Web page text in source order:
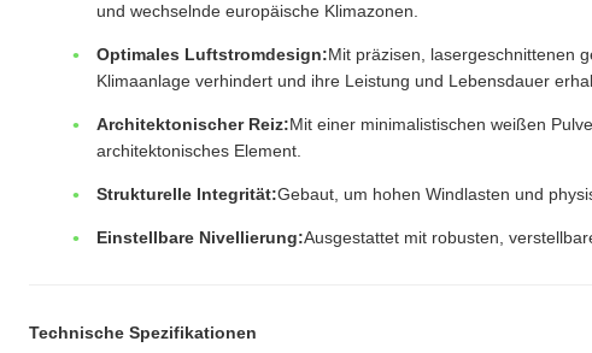
und wechselnde europäische Klimazonen.
Optimales Luftstromdesign:Mit präzisen, lasergeschnittenen
Klimaanlage verhindert und ihre Leistung und Lebensdauer
Architektonischer Reiz:Mit einer minimalistischen weißen
architektonisches Element.
Strukturelle Integrität:Gebaut, um hohen Windlasten und
Einstellbare Nivellierung:Ausgestattet mit robusten,
Technische Spezifikationen